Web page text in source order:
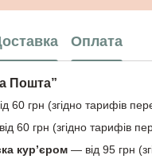
Оплата
Пошта”
60 грн (згідно тарифів
60 грн (згідно тарифів
кур’єром — від 95 грн